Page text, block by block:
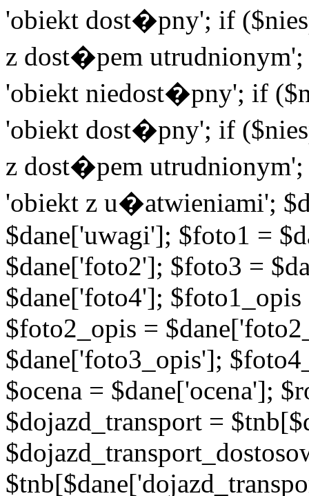
'obiekt dost�pny'; if
z dost�pem
'obiekt niedost�pny'; if
'obiekt dost�pny'; if
z dost�pem
'obiekt z u�atwieniami';
$dane['uwagi']; $foto1 =
$dane['foto2']; $foto3 =
$dane['foto4'];
$foto2_opis =
$dane['foto3_opis'];
$ocena = $dane['ocena'];
$dojazd_transport =